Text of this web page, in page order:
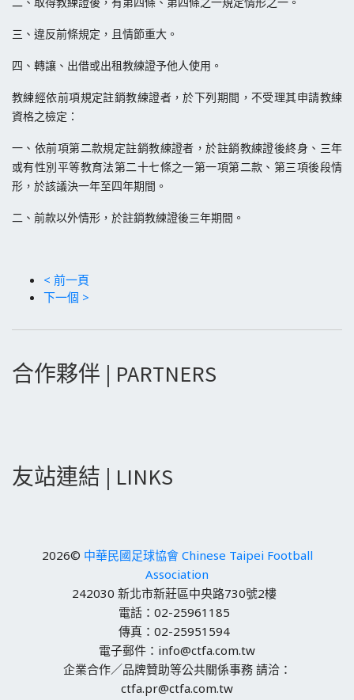
三、違反前條規定，且情節重大。
四、轉讓、出借或出租教練證予他人使用。
教練經依前項規定註銷教練證者，於下列期間，不受理其申請教練
資格之檢定：
一、依前項第二款規定註銷教練證者，於註銷教練證後終身、三年
或有性別平等教育法第二十七條之一第一項第二款、第三項後段情
形，於該議決一年至四年期間。
二、前款以外情形，於註銷教練證後三年期間。
< 前一頁
下一個 >
合作夥伴 | PARTNERS
友站連結 | LINKS
2026© 中華民國足球協會 Chinese Taipei Football
Association
242030 新北市新莊區中央路730號2樓
電話：02-25961185
傳真：02-25951594
電子郵件：info@ctfa.com.tw
企業合作／品牌贊助等公共關係事務 請洽：
ctfa.pr@ctfa.com.tw